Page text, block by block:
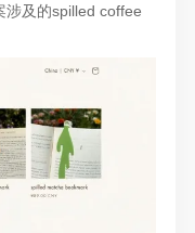
涉及的spilled coffee